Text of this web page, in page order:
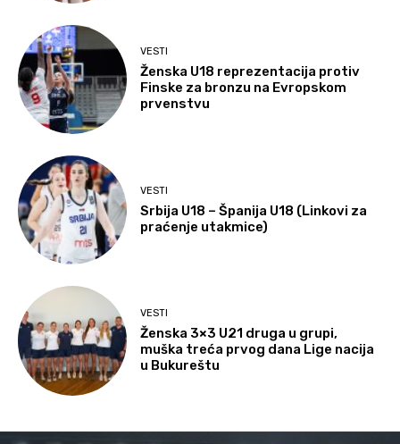
VESTI
Ženska U18 reprezentacija protiv
Finske za bronzu na Evropskom
prvenstvu
VESTI
Srbija U18 – Španija U18 (Linkovi za
praćenje utakmice)
VESTI
Ženska 3×3 U21 druga u grupi,
muška treća prvog dana Lige nacija
u Bukureštu